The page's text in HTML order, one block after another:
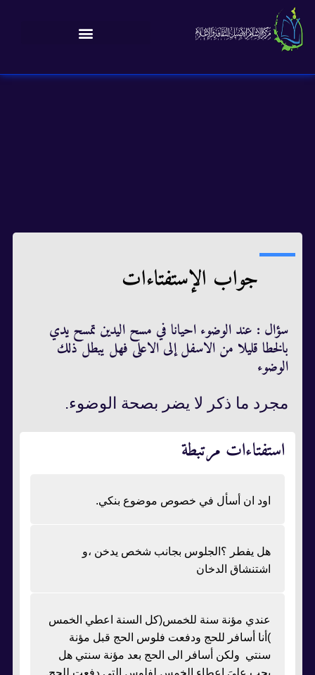
جواب الإستفتاءات
سؤال : عند الوضوء احيانا في مسح اليدين تمسح يدي
بالخطا قليلا من الاسفل إلى الاعلى فهل يبطل ذلك
الوضوء
مجرد ما ذكر لا يضر بصحة الوضوء.
استفتاءات مرتبطة
اود ان أسأل في خصوص موضوع بنكي.
هل يفطر ؟الجلوس بجانب شخص يدخن ،و
اشتنشاق الدخان
عندي مؤنة سنة للخمس(كل السنة اعطي الخمس
)أنا أسافر للحج ودفعت فلوس الحج قبل مؤنة
سنتي ولكن أسافر الى الحج بعد مؤنة سنتي هل